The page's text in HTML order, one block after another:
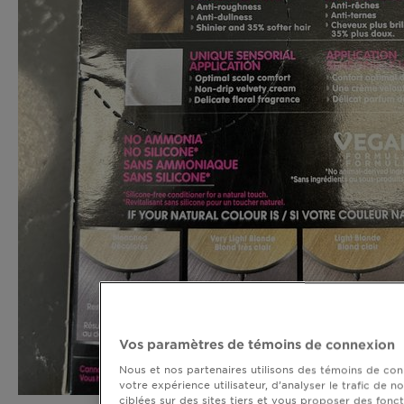
Vos paramètres de témoins de connexion
Nous et nos partenaires utilisons des témoins de
votre expérience utilisateur, d’analyser le trafic de
ciblées sur des sites tiers et vous proposer des